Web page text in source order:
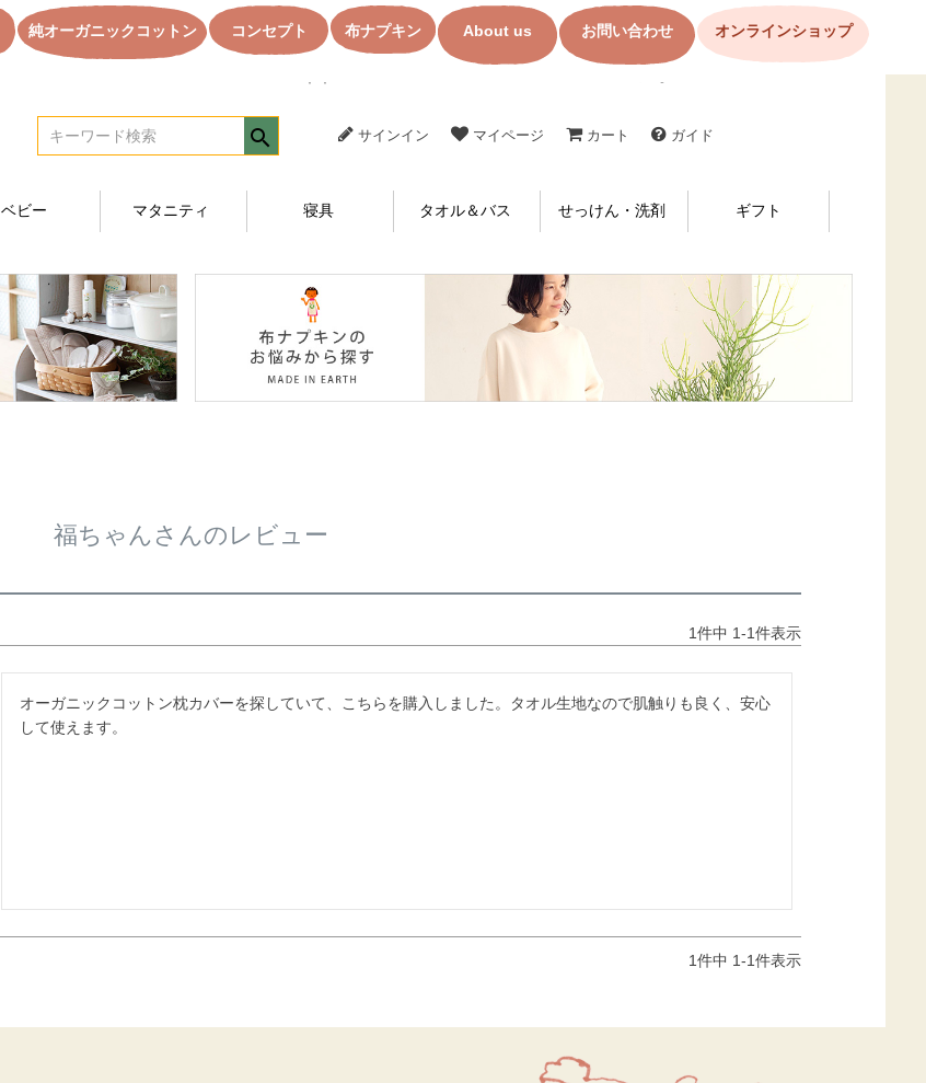
純オーガニックコットン コンセプト 布ナプキン About us お問い合わせ オンラインショップ
サインイン マイページ カート ガイド
ベビー マタニティ 寝具 タオル＆バス せっけん・洗剤 ギフト
福ちゃんさんのレビュー
1件中 1-1件表示
オーガニックコットン枕カバーを探していて、こちらを購入しました。タオル生地なので肌触りも良く、安心
して使えます。
1件中 1-1件表示